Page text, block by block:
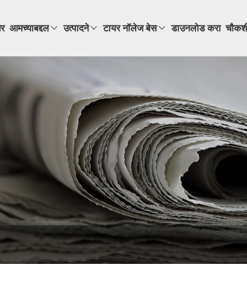
आमच्याबद्दल उत्पादने टायर नॉलेज बेस डाउनलोड करा